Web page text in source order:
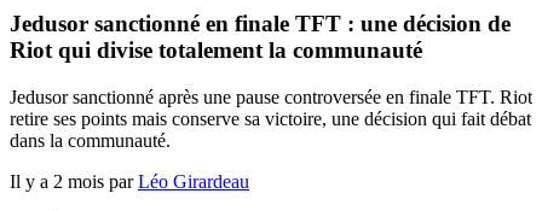
Jedusor sanctionné en finale TFT : une décision de
Riot qui divise totalement la communauté
Jedusor sanctionné après une pause controversée en finale TFT. Riot
retire ses points mais conserve sa victoire, une décision qui fait débat
dans la communauté.
Il y a 2 mois parLéo Girardeau